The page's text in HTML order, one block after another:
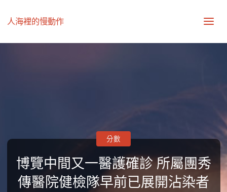
人海裡的慢動作
博覽中間又一醫護確診 所屬團秀
傳醫院健檢隊早前已展開沾染者
分數